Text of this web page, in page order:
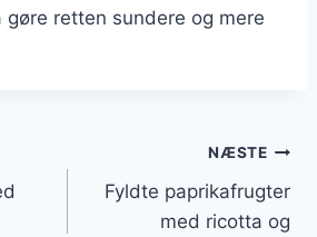
gøre retten sundere og mere
NÆSTE
Fyldte paprikafrugter
med ricotta og